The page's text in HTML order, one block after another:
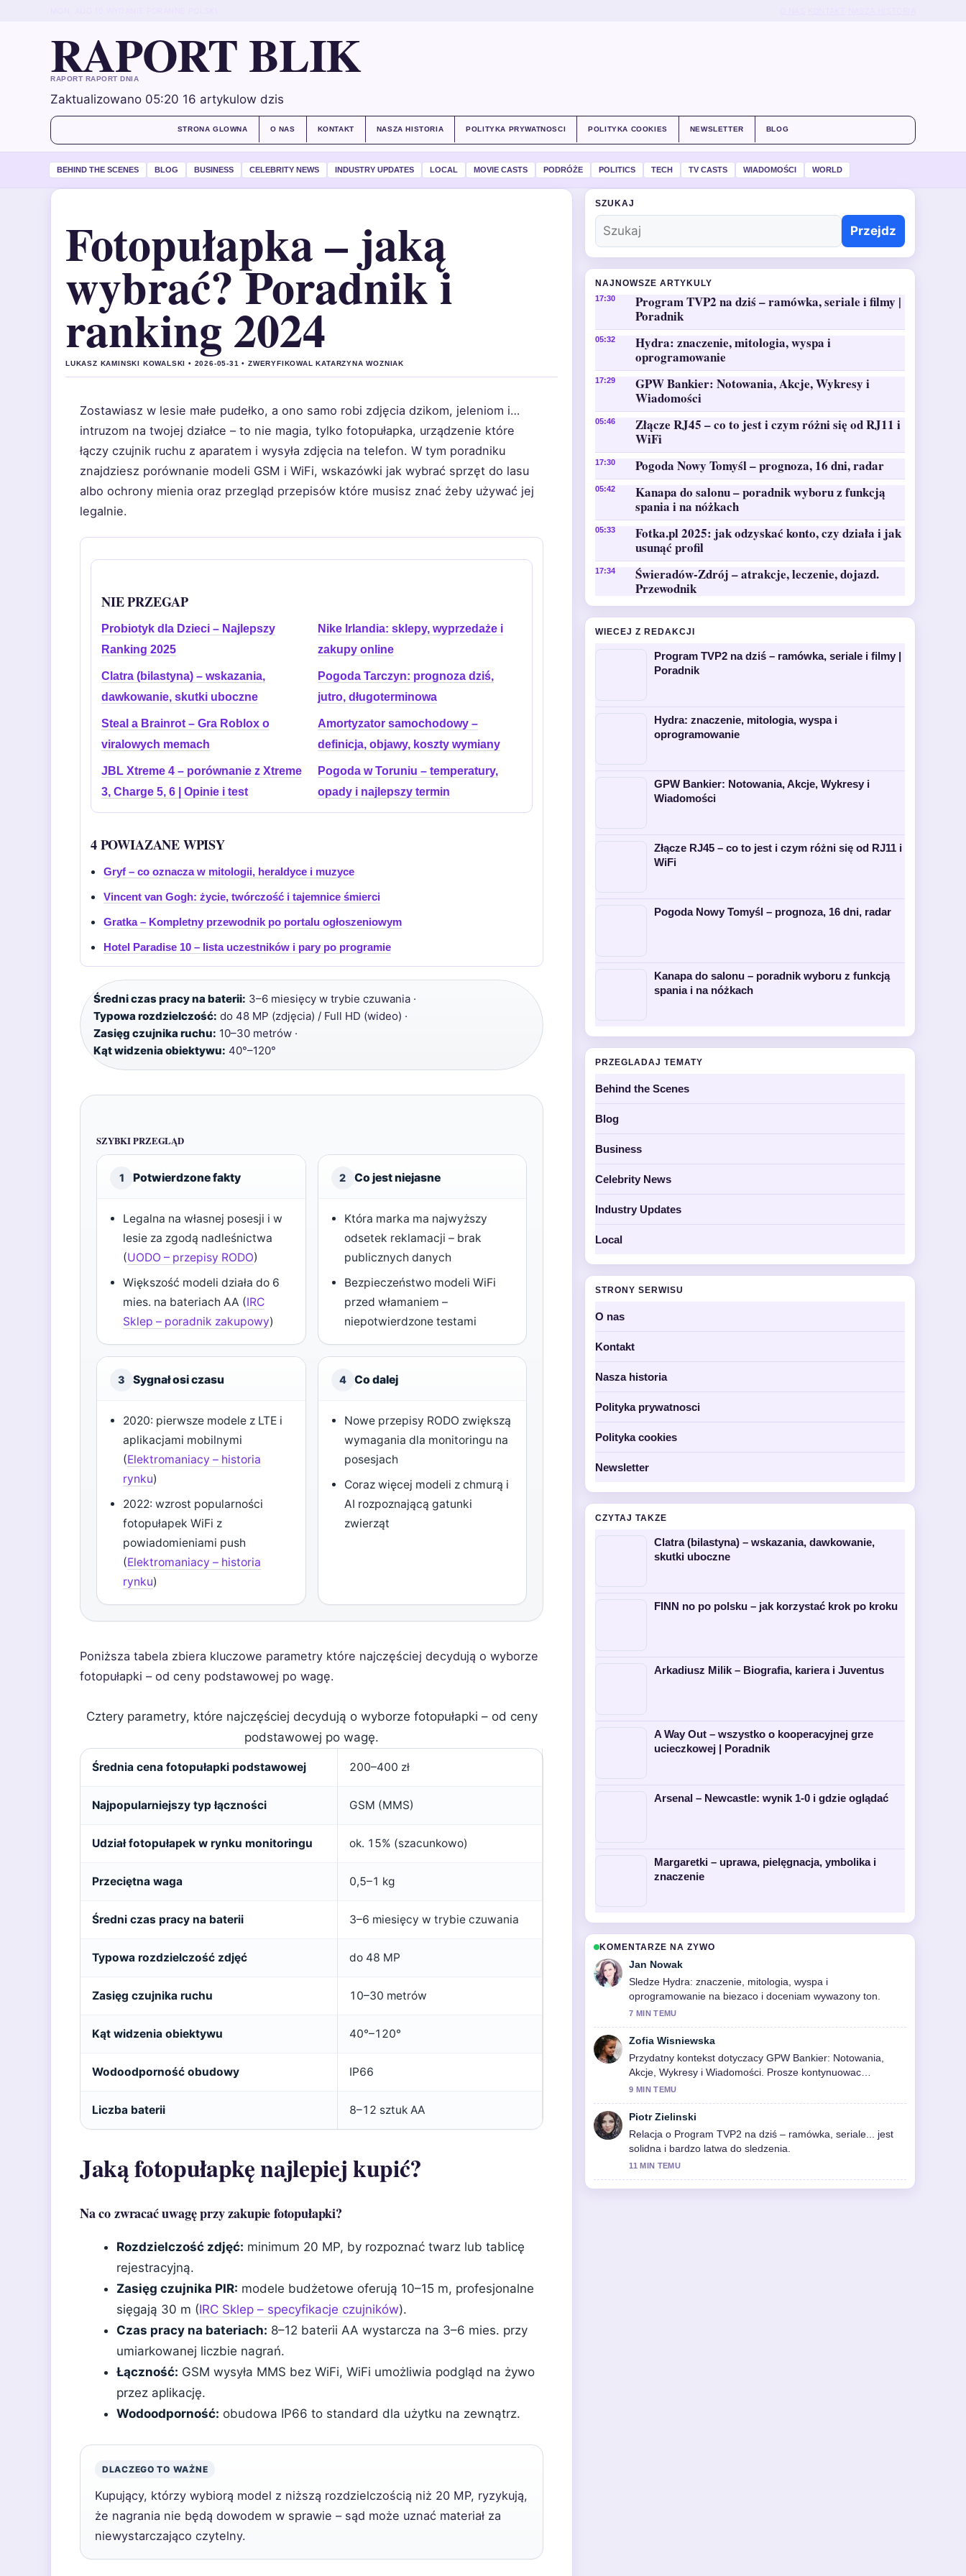
RAPORT BLIK
RAPORT RAPORT DNIA
Zaktualizowano 05:20 16 artykulow dzis
STRONA GLOWNA O NAS KONTAKT NASZA HISTORIA POLITYKA PRYWATNOSCI POLITYKA COOKIES NEWSLETTER BLOG
BEHIND THE SCENES BLOG BUSINESS CELEBRITY NEWS INDUSTRY UPDATES LOCAL MOVIE CASTS PODRÓŻE POLITICS TECH TV CASTS WIADOMOŚCI WORLD
Fotopułapka – jaką
wybrać? Poradnik i
ranking 2024
LUKASZ KAMINSKI KOWALSKI • 2026-05-31 • ZWERYFIKOWAL KATARZYNA WOZNIAK
Zostawiasz w lesie małe pudełko, a ono samo robi zdjęcia dzikom, jeleniom i…
intruzom na twojej działce – to nie magia, tylko fotopułapka, urządzenie które
łączy czujnik ruchu z aparatem i wysyła zdjęcia na telefon. W tym poradniku
znajdziesz porównanie modeli GSM i WiFi, wskazówki jak wybrać sprzęt do lasu
albo ochrony mienia oraz przegląd przepisów które musisz znać żeby używać jej
legalnie.
NIE PRZEGAP
Probiotyk dla Dzieci – Najlepszy
Ranking 2025
Nike Irlandia: sklepy, wyprzedaże i
zakupy online
Clatra (bilastyna) – wskazania,
dawkowanie, skutki uboczne
Pogoda Tarczyn: prognoza dziś,
jutro, długoterminowa
Steal a Brainrot – Gra Roblox o
viralowych memach
Amortyzator samochodowy –
definicja, objawy, koszty wymiany
JBL Xtreme 4 – porównanie z Xtreme
3, Charge 5, 6 | Opinie i test
Pogoda w Toruniu – temperatury,
opady i najlepszy termin
4 POWIAZANE WPISY
Gryf – co oznacza w mitologii, heraldyce i muzyce
Vincent van Gogh: życie, twórczość i tajemnice śmierci
Gratka – Kompletny przewodnik po portalu ogłoszeniowym
Hotel Paradise 10 – lista uczestników i pary po programie
Średni czas pracy na baterii: 3–6 miesięcy w trybie czuwania ·
Typowa rozdzielczość: do 48 MP (zdjęcia) / Full HD (wideo) ·
Zasięg czujnika ruchu: 10–30 metrów ·
Kąt widzenia obiektywu: 40°–120°
SZYBKI PRZEGLĄD
1 Potwierdzone fakty
Legalna na własnej posesji i w
lesie za zgodą nadleśnictwa
(UODO – przepisy RODO)
Większość modeli działa do 6
mies. na bateriach AA (IRC
Sklep – poradnik zakupowy)
2 Co jest niejasne
Która marka ma najwyższy
odsetek reklamacji – brak
publicznych danych
Bezpieczeństwo modeli WiFi
przed włamaniem –
niepotwierdzone testami
3 Sygnał osi czasu
2020: pierwsze modele z LTE i
aplikacjami mobilnymi
(Elektromaniacy – historia
rynku)
2022: wzrost popularności
fotopułapek WiFi z
powiadomieniami push
(Elektromaniacy – historia
rynku)
4 Co dalej
Nowe przepisy RODO zwiększą
wymagania dla monitoringu na
posesjach
Coraz więcej modeli z chmurą i
AI rozpoznającą gatunki
zwierząt
Poniższa tabela zbiera kluczowe parametry które najczęściej decydują o wyborze
fotopułapki – od ceny podstawowej po wagę.
Cztery parametry, które najczęściej decydują o wyborze fotopułapki – od ceny
podstawowej po wagę.
Średnia cena fotopułapki podstawowej 200–400 zł
Najpopularniejszy typ łączności GSM (MMS)
Udział fotopułapek w rynku monitoringu ok. 15% (szacunkowo)
Przeciętna waga 0,5–1 kg
Średni czas pracy na baterii 3–6 miesięcy w trybie czuwania
Typowa rozdzielczość zdjęć do 48 MP
Zasięg czujnika ruchu 10–30 metrów
Kąt widzenia obiektywu 40°–120°
Wodoodporność obudowy IP66
Liczba baterii 8–12 sztuk AA
Jaką fotopułapkę najlepiej kupić?
Na co zwracać uwagę przy zakupie fotopułapki?
Rozdzielczość zdjęć: minimum 20 MP, by rozpoznać twarz lub tablicę
rejestracyjną.
Zasięg czujnika PIR: modele budżetowe oferują 10–15 m, profesjonalne
sięgają 30 m (IRC Sklep – specyfikacje czujników).
Czas pracy na bateriach: 8–12 baterii AA wystarcza na 3–6 mies. przy
umiarkowanej liczbie nagrań.
Łączność: GSM wysyła MMS bez WiFi, WiFi umożliwia podgląd na żywo
przez aplikację.
Wodoodporność: obudowa IP66 to standard dla użytku na zewnątrz.
DLACZEGO TO WAŻNE
Kupujący, którzy wybiorą model z niższą rozdzielczością niż 20 MP, ryzykują,
że nagrania nie będą dowodem w sprawie – sąd może uznać materiał za
niewystarczająco czytelny.
SZUKAJ
Przejdz
NAJNOWSZE ARTYKULY
17:30
Program TVP2 na dziś – ramówka, seriale i filmy |
Poradnik
05:32
Hydra: znaczenie, mitologia, wyspa i
oprogramowanie
17:29
GPW Bankier: Notowania, Akcje, Wykresy i
Wiadomości
05:46
Złącze RJ45 – co to jest i czym różni się od RJ11 i
WiFi
17:30 Pogoda Nowy Tomyśl – prognoza, 16 dni, radar
05:42
Kanapa do salonu – poradnik wyboru z funkcją
spania i na nóżkach
05:33
Fotka.pl 2025: jak odzyskać konto, czy działa i jak
usunąć profil
17:34
Świeradów-Zdrój – atrakcje, leczenie, dojazd.
Przewodnik
WIECEJ Z REDAKCJI
Program TVP2 na dziś – ramówka, seriale i filmy |
Poradnik
Hydra: znaczenie, mitologia, wyspa i
oprogramowanie
GPW Bankier: Notowania, Akcje, Wykresy i
Wiadomości
Złącze RJ45 – co to jest i czym różni się od RJ11 i
WiFi
Pogoda Nowy Tomyśl – prognoza, 16 dni, radar
Kanapa do salonu – poradnik wyboru z funkcją
spania i na nóżkach
PRZEGLADAJ TEMATY
Behind the Scenes
Blog
Business
Celebrity News
Industry Updates
Local
STRONY SERWISU
O nas
Kontakt
Nasza historia
Polityka prywatnosci
Polityka cookies
Newsletter
CZYTAJ TAKZE
Clatra (bilastyna) – wskazania, dawkowanie,
skutki uboczne
FINN no po polsku – jak korzystać krok po kroku
Arkadiusz Milik – Biografia, kariera i Juventus
A Way Out – wszystko o kooperacyjnej grze
ucieczkowej | Poradnik
Arsenal – Newcastle: wynik 1-0 i gdzie oglądać
Margaretki – uprawa, pielęgnacja, ymbolika i
znaczenie
KOMENTARZE NA ZYWO
Jan Nowak
Sledze Hydra: znaczenie, mitologia, wyspa i
oprogramowanie na biezaco i doceniam wywazony ton.
7 MIN TEMU
Zofia Wisniewska
Przydatny kontekst dotyczacy GPW Bankier: Notowania,
Akcje, Wykresy i Wiadomości. Prosze kontynuowac
aktualizacje na zywo.
9 MIN TEMU
Piotr Zielinski
Relacja o Program TVP2 na dziś – ramówka, seriale... jest
solidna i bardzo latwa do sledzenia.
11 MIN TEMU